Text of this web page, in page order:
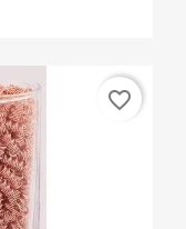
favorite_border